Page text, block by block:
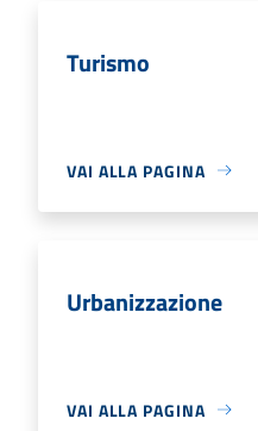
Turismo
VAI ALLA PAGINA
Urbanizzazione
VAI ALLA PAGINA